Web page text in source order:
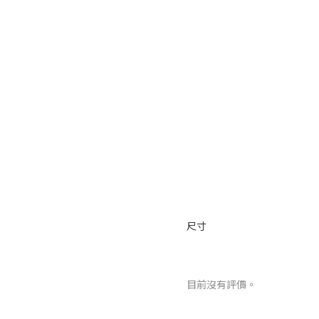
尺寸
目前沒有評價。